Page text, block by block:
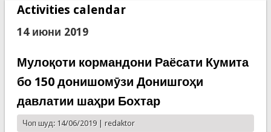
Activities calendar
14 июни 2019
Мулоқоти кормандони Раёсати Кумита
бо 150 донишомӯзи Донишгоҳи
давлатии шаҳри Бохтар
Чоп шуд: 14/06/2019 | redaktor